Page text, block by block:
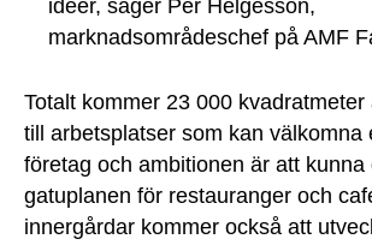
idéer, säger Per Helgesson,
marknadsområdeschef på AMF
Totalt kommer 23 000
till arbetsplatser som kan välkomna
företag och ambitionen är att kunna
gatuplanen för restauranger och
innergårdar kommer också att